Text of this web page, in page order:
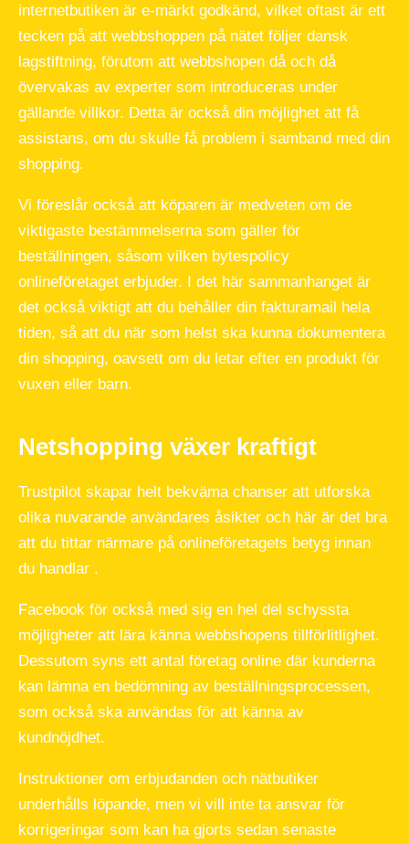
internetbutiken är e-märkt godkänd, vilket oftast är ett
tecken på att webbshoppen på nätet följer dansk
lagstiftning, förutom att webbshopen då och då
övervakas av experter som introduceras under
gällande villkor. Detta är också din möjlighet att få
assistans, om du skulle få problem i samband med din
shopping.
Vi föreslår också att köparen är medveten om de
viktigaste bestämmelserna som gäller för
beställningen, såsom vilken bytespolicy
onlineföretaget erbjuder. I det här sammanhanget är
det också viktigt att du behåller din fakturamail hela
tiden, så att du när som helst ska kunna dokumentera
din shopping, oavsett om du letar efter en produkt för
vuxen eller barn.
Netshopping växer kraftigt
Trustpilot skapar helt bekväma chanser att utforska
olika nuvarande användares åsikter och här är det bra
att du tittar närmare på onlineföretagets betyg innan
du handlar .
Facebook för också med sig en hel del schyssta
möjligheter att lära känna webbshopens tillförlitlighet.
Dessutom syns ett antal företag online där kunderna
kan lämna en bedömning av beställningsprocessen,
som också ska användas för att känna av
kundnöjdhet.
Instruktioner om erbjudanden och nätbutiker
underhålls löpande, men vi vill inte ta ansvar för
korrigeringar som kan ha gjorts sedan senaste